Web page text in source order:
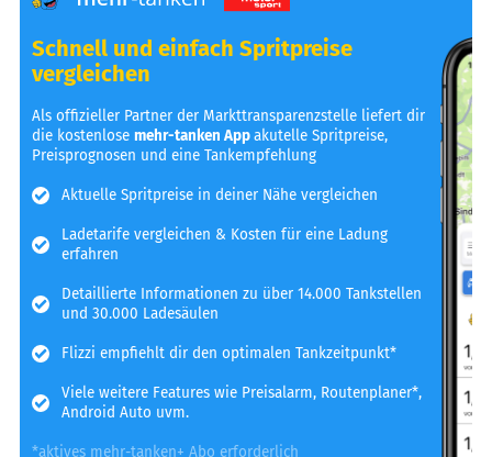
Schnell und einfach Spritpreise
vergleichen
Als offizieller Partner der Markttransparenzstelle liefert dir
die kostenlosemehr-tanken Appakutelle Spritpreise,
Preisprognosen und eine Tankempfehlung
Aktuelle Spritpreise in deiner Nähe vergleichen
Ladetarife vergleichen & Kosten für eine Ladung
erfahren
Detaillierte Informationen zu über 14.000 Tankstellen
und 30.000 Ladesäulen
Flizzi empfiehlt dir den optimalen Tankzeitpunkt*
Viele weitere Features wie Preisalarm, Routenplaner*,
Android Auto uvm.
*aktives mehr-tanken+ Abo erforderlich